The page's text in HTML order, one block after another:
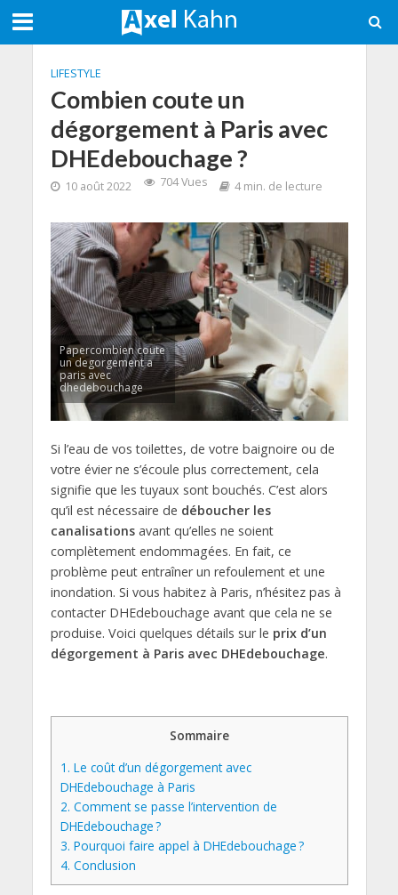
LIFESTYLE
Combien coute un
dégorgement à Paris avec
DHEdebouchage ?
10 août 2022 704 Vues 4 min. de lecture
Papercombien coute
un degorgement a
paris avec
dhedebouchage
Si l’eau de vos toilettes, de votre baignoire ou de
votre évier ne s’écoule plus correctement, cela
signifie que les tuyaux sont bouchés. C’est alors
qu’il est nécessaire de déboucher les
canalisationsavant qu’elles ne soient
complètement endommagées. En fait, ce
problème peut entraîner un refoulement et une
inondation. Si vous habitez à Paris, n’hésitez pas à
contacter DHEdebouchage avant que cela ne se
produise. Voici quelques détails sur le prix d’un
dégorgement à Paris avec DHEdebouchage.
Sommaire
1. Le coût d’un dégorgement avec
DHEdebouchage à Paris
2. Comment se passe l’intervention de
DHEdebouchage ?
3. Pourquoi faire appel à DHEdebouchage ?
4. Conclusion